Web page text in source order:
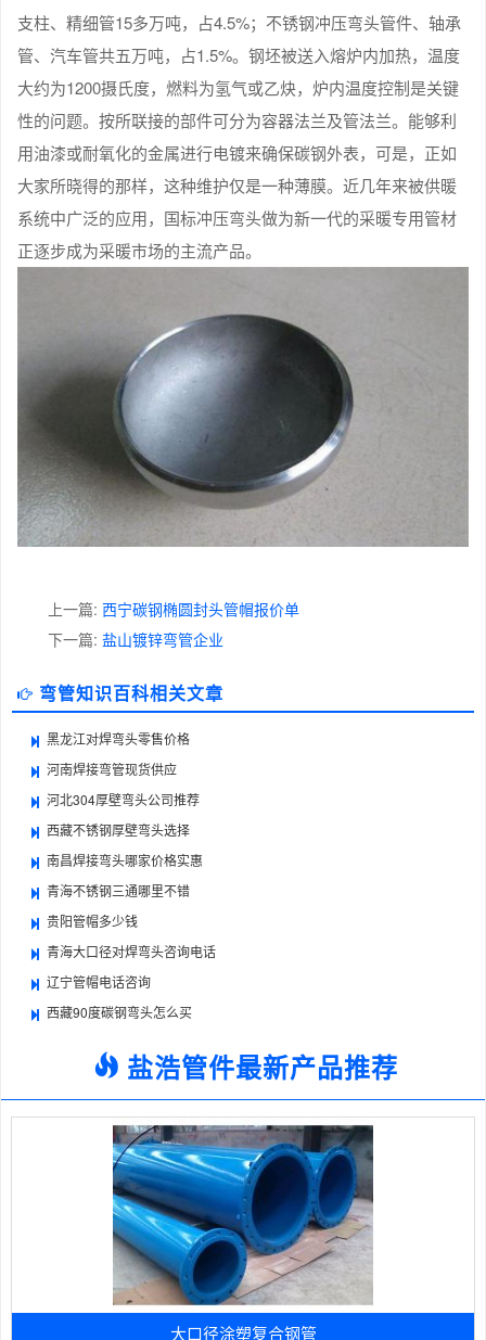
支柱、精细管15多万吨，占4.5%；不锈钢冲压弯头管件、轴承
管、汽车管共五万吨，占1.5%。钢坯被送入熔炉内加热，温度
大约为1200摄氏度，燃料为氢气或乙炔，炉内温度控制是关键
性的问题。按所联接的部件可分为容器法兰及管法兰。能够利
用油漆或耐氧化的金属进行电镀来确保碳钢外表，可是，正如
大家所晓得的那样，这种维护仅是一种薄膜。近几年来被供暖
系统中广泛的应用，国标冲压弯头做为新一代的采暖专用管材
正逐步成为采暖市场的主流产品。
上一篇: 西宁碳钢椭圆封头管帽报价单
下一篇: 盐山镀锌弯管企业
弯管知识百科相关文章
黑龙江对焊弯头零售价格
河南焊接弯管现货供应
河北304厚壁弯头公司推荐
西藏不锈钢厚壁弯头选择
南昌焊接弯头哪家价格实惠
青海不锈钢三通哪里不错
贵阳管帽多少钱
青海大口径对焊弯头咨询电话
辽宁管帽电话咨询
西藏90度碳钢弯头怎么买
盐浩管件最新产品推荐
大口径涂塑复合钢管